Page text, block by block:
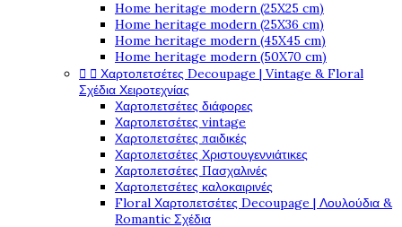
Home heritage modern (25X25 cm)
Home heritage modern (25X36 cm)
Home heritage modern (45X45 cm)
Home heritage modern (50X70 cm)
  Χαρτοπετσέτες Decoupage | Vintage & Floral
Σχέδια Χειροτεχνίας
Χαρτοπετσέτες διάφορες
Χαρτοπετσέτες vintage
Χαρτοπετσέτες παιδικές
Χαρτοπετσέτες Χριστουγεννιάτικες
Χαρτοπετσέτες Πασχαλινές
Χαρτοπετσέτες καλοκαιρινές
Floral Χαρτοπετσέτες Decoupage | Λουλούδια &
Romantic Σχέδια